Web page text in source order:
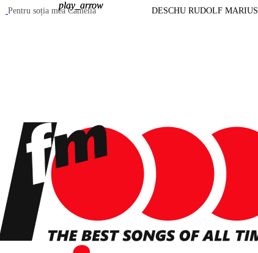
Pentru soția mea Camelia DESCHU RUDOLF MARIUS
play_arrow
play_arrow